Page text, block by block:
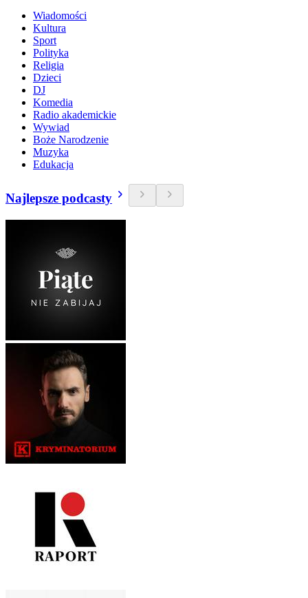
Wiadomości
Kultura
Sport
Polityka
Religia
Dzieci
DJ
Komedia
Radio akademickie
Wywiad
Boże Narodzenie
Muzyka
Edukacja
Najlepsze podcasty